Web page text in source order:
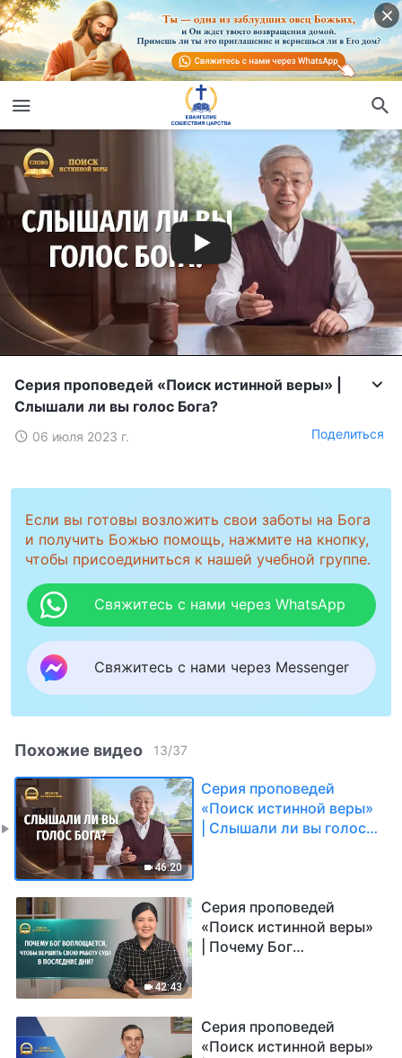
Серия проповедей «Поиск истинной веры» |
Слышали ли вы голос Бога?
06 июля 2023 г. Поделиться
Если вы готовы возложить свои заботы на Бога
и получить Божью помощь, нажмите на кнопку,
чтобы присоединиться к нашей учебной группе.
Свяжитесь с нами через WhatsApp
Свяжитесь с нами через Messenger
Похожие видео 13/37
46:20
Серия проповедей
«Поиск истинной веры»
| Слышали ли вы голос
42:43
Серия проповедей
«Поиск истинной веры»
| Почему Бог
Серия проповедей
«Поиск истинной веры»